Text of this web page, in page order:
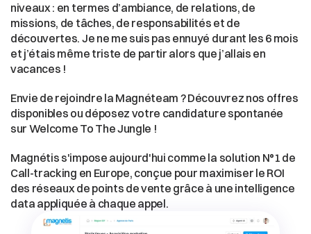
niveaux : en termes d’ambiance, de relations, de
missions, de tâches, de responsabilités et de
découvertes. Je ne me suis pas ennuyé durant les 6 mois
et j’étais même triste de partir alors que j’allais en
vacances !
Envie de rejoindre la Magnéteam ? Découvrez nos offres
disponibles ou déposez votre candidature spontanée
sur Welcome To The Jungle !
Magnétis s'impose aujourd'hui comme la solution N°1 de
Call-tracking en Europe, conçue pour maximiser le ROI
des réseaux de points de vente grâce à une intelligence
data appliquée à chaque appel.